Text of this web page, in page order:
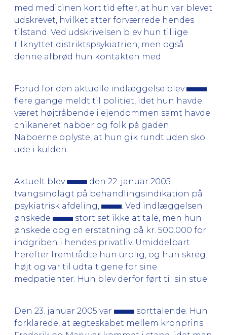
med medicinen kort tid efter, at hun var blevet
udskrevet, hvilket atter forværrede hendes
tilstand. Ved udskrivelsen blev hun tillige
tilknyttet distriktspsykiatrien, men også
denne afbrød hun kontakten med.
Forud for den aktuelle indlæggelse blev
flere gange meldt til politiet, idet hun havde
været højtråbende i ejendommen samt havde
chikaneret naboer og folk på gaden.
Naboerne oplyste, at hun gik rundt uden sko
ude i kulden.
Aktuelt blev
den 22. januar 2005
tvangsindlagt på behandlingsindikation på
psykiatrisk afdeling,
. Ved indlæggelsen
ønskede
stort set ikke at tale, men hun
ønskede dog en erstatning på kr. 500.000 for
indgriben i hendes privatliv. Umiddelbart
herefter fremtrådte hun urolig, og hun skreg
højt og var til udtalt gene for sine
medpatienter. Hun blev derfor ført til sin stue.
Den 23. januar 2005 var
sorttalende. Hun
forklarede, at ægteskabet mellem kronprins